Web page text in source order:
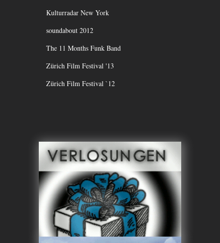
Kulturradar New York
soundabout 2012
The 11 Months Funk Band
Zürich Film Festival '13
Zürich Film Festival `12